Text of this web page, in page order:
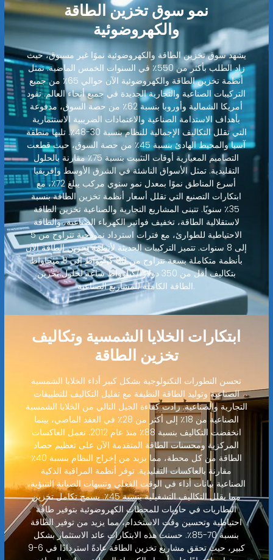
نمو سوق تخزين الطاقة
والكهروضوئية
يشهد سوق تخزين الطاقة والكهروضوئية نموًا غير مسبوق، حيث
زاد الطلب بأكثر من 550٪ في السنوات الخمس الماضية. تمثل
أنظمة تخزين الطاقة والكهروضوئية الآن حوالي 65٪ من جميع
التركيبات الصناعية والتجارية الجديدة في جميع أنحاء العالم. تقود
أمريكا الشمالية وأوروبا بنسبة 62٪ من حصة السوق، مدفوعة
بأهداف الاستدامة الصناعية والاعتمادات الضريبية الاستثمارية
التي تقلل التكاليف الإجمالية للنظام بنسبة 30-48٪. تليها منطقة
آسيا والمحيط الهادئ بنسبة 45٪ من حصة السوق، حيث قطعت
التصاميم المعيارية أوقات التثبيت بنسبة 75٪ مقارنة بالحلول
التقليدية. تمثل الأسواق الناشئة في الشرق الأوسط وإفريقيا
أسرع المناطق نموًا بمعدل نمو سنوي مركب يبلغ 72٪، مع
ابتكارات التصنيع التي تقلل أسعار أنظمة تخزين الطاقة بنسبة
35٪ سنويًا. تتبنى المشاريع التجارية والصناعية تخزين الطاقة
لاستقلالية الطاقة، تخفيف فواتير الكهرباء الصناعية، والطاقة
الاحتياطية للطوارئ، مع فترات استرداد نموذجية تتراوح من 5
إلى 8 سنوات. تتميز التركيبات الحديثة لأنظمة تخزين الطاقة الآن
بأنظمة متكاملة بسعة تتراوح من 80 كيلوواط إلى 8 ميجاواط
بتكاليف أقل من 350 دولارًا/كيلوواط ساعة لحلول تخزين
الطاقة الكاملة للمشاريع الصناعية.
ابتكارات الخلايا الشمسية وتكاليف
تخزين الطاقة
تحسن التطورات التكنولوجية بشكل كبير أداء الخلايا الشمسية
الصناعية وتوليد الطاقة النظيفة مع تقليل التكاليف للتطبيقات
التجارية والصناعية. زادت كفاءة الجيل التالي من الخلايا الشمسية
الصناعية من 18٪ إلى أكثر من 28٪ في العقد الماضي، بينما
انخفضت التكاليف بنسبة 88٪ منذ عام 2012. تعمل العاكسات
المركزية ومحسنات الطاقة المتقدمة الآن على تعظيم حصاد
الطاقة من كل محطة، مما يزيد من إخراج النظام بنسبة 40٪
مقارنة بالعاكسات التقليدية. توفر أنظمة المراقبة الذكية
الصناعية بيانات أداء في الوقت الفعلي وتنبيهات الصيانة التنبؤية،
مما يقلل التكاليف التشغيلية بنسبة 45٪. يسمح تكامل تخزين
البطاريات في حاويات للمحطات الكهروضوئية بتوفير طاقة
احتياطية وتحسين وقت الاستخدام، مما يزيد من توفير الطاقة
بنسبة 70-85٪. حسنت هذه الابتكارات عائد الاستثمار بشكل
كبير، حيث تحقق مشاريع تخزين الطاقة عادةً استردادًا في 6-9